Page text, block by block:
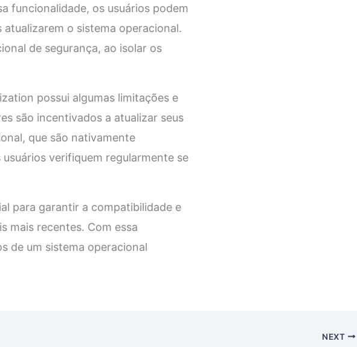
funcionalidade, os usuários podem
o sistema operacional.
de segurança, ao isolar os
possui algumas limitações e
são incentivados a atualizar seus
que são nativamente
verifiquem regularmente se
para garantir a compatibilidade e
mais recentes. Com essa
de um sistema operacional
NEXT